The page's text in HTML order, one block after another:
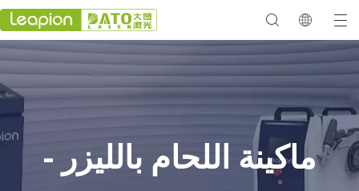
ماكينة اللحام بالليزر -